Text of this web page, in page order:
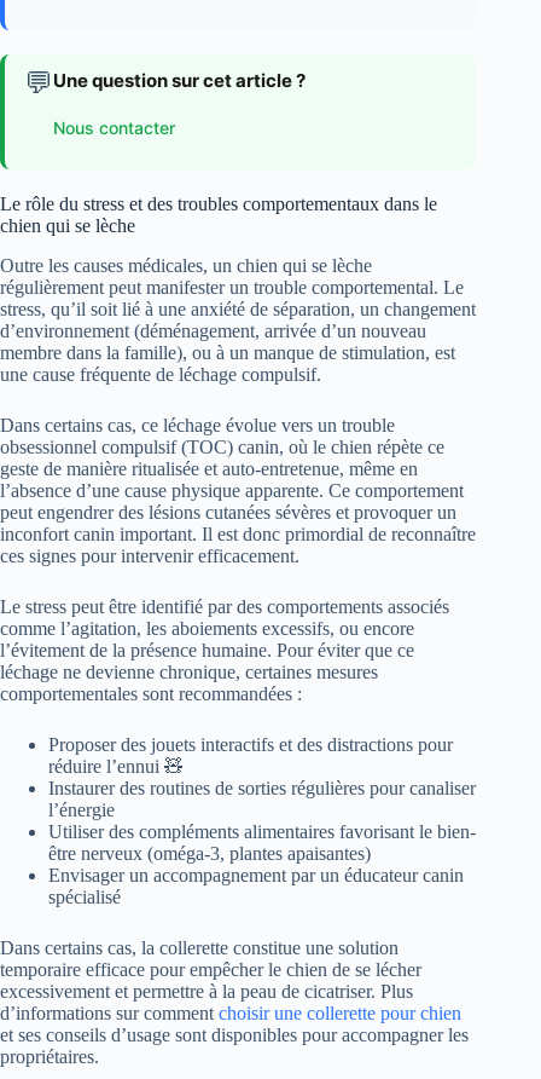
💬 Une question sur cet article ?
Nous contacter
Le rôle du stress et des troubles comportementaux dans le
chien qui se lèche
Outre les causes médicales, un chien qui se lèche
régulièrement peut manifester un trouble comportemental. Le
stress, qu’il soit lié à une anxiété de séparation, un changement
d’environnement (déménagement, arrivée d’un nouveau
membre dans la famille), ou à un manque de stimulation, est
une cause fréquente de léchage compulsif.
Dans certains cas, ce léchage évolue vers un trouble
obsessionnel compulsif (TOC) canin, où le chien répète ce
geste de manière ritualisée et auto-entretenue, même en
l’absence d’une cause physique apparente. Ce comportement
peut engendrer des lésions cutanées sévères et provoquer un
inconfort canin important. Il est donc primordial de reconnaître
ces signes pour intervenir efficacement.
Le stress peut être identifié par des comportements associés
comme l’agitation, les aboiements excessifs, ou encore
l’évitement de la présence humaine. Pour éviter que ce
léchage ne devienne chronique, certaines mesures
comportementales sont recommandées :
Proposer des jouets interactifs et des distractions pour
réduire l’ennui 🧸
Instaurer des routines de sorties régulières pour canaliser
l’énergie
Utiliser des compléments alimentaires favorisant le bien-
être nerveux (oméga-3, plantes apaisantes)
Envisager un accompagnement par un éducateur canin
spécialisé
Dans certains cas, la collerette constitue une solution
temporaire efficace pour empêcher le chien de se lécher
excessivement et permettre à la peau de cicatriser. Plus
d’informations sur comment choisir une collerette pour chien
et ses conseils d’usage sont disponibles pour accompagner les
propriétaires.